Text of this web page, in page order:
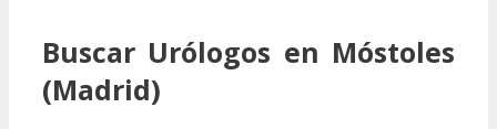
Buscar Urólogos en Móstoles
(Madrid)